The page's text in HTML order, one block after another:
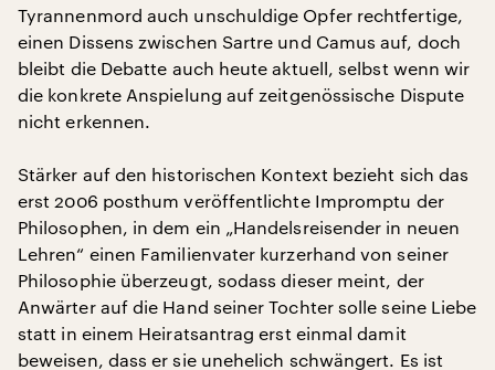
Tyrannenmord auch unschuldige Opfer rechtfertige,
einen Dissens zwischen Sartre und Camus auf, doch
bleibt die Debatte auch heute aktuell, selbst wenn wir
die konkrete Anspielung auf zeitgenössische Dispute
nicht erkennen.
Stärker auf den historischen Kontext bezieht sich das
erst 2006 posthum veröffentlichte Impromptu der
Philosophen, in dem ein „Handelsreisender in neuen
Lehren“ einen Familienvater kurzerhand von seiner
Philosophie überzeugt, sodass dieser meint, der
Anwärter auf die Hand seiner Tochter solle seine Liebe
statt in einem Heiratsantrag erst einmal damit
beweisen, dass er sie unehelich schwängert. Es ist